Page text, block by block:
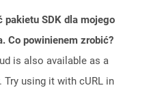
pakietu SDK dla mojego
Co powinienem zrobić?
is also available as a
Try using it with cURL in